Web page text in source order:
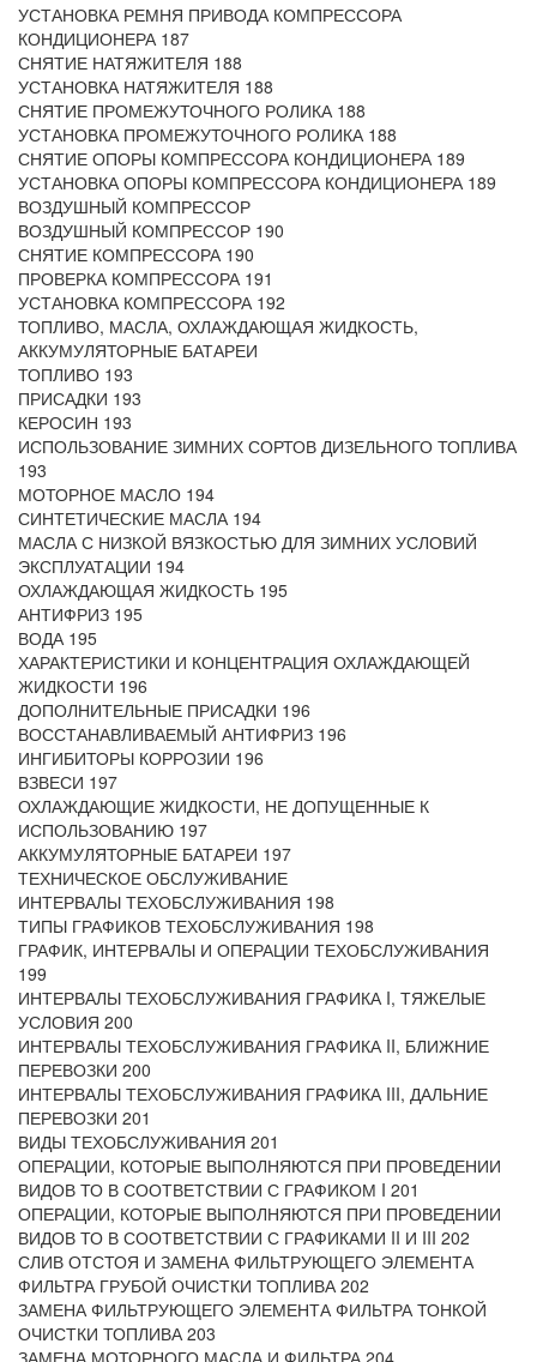
УСТАНОВКА РЕМНЯ ПРИВОДА КОМПРЕССОРА
КОНДИЦИОНЕРА 187
СНЯТИЕ НАТЯЖИТЕЛЯ 188
УСТАНОВКА НАТЯЖИТЕЛЯ 188
СНЯТИЕ ПРОМЕЖУТОЧНОГО РОЛИКА 188
УСТАНОВКА ПРОМЕЖУТОЧНОГО РОЛИКА 188
СНЯТИЕ ОПОРЫ КОМПРЕССОРА КОНДИЦИОНЕРА 189
УСТАНОВКА ОПОРЫ КОМПРЕССОРА КОНДИЦИОНЕРА 189
ВОЗДУШНЫЙ КОМПРЕССОР
ВОЗДУШНЫЙ КОМПРЕССОР 190
СНЯТИЕ КОМПРЕССОРА 190
ПРОВЕРКА КОМПРЕССОРА 191
УСТАНОВКА КОМПРЕССОРА 192
ТОПЛИВО, МАСЛА, ОХЛАЖДАЮЩАЯ ЖИДКОСТЬ,
АККУМУЛЯТОРНЫЕ БАТАРЕИ
ТОПЛИВО 193
ПРИСАДКИ 193
КЕРОСИН 193
ИСПОЛЬЗОВАНИЕ ЗИМНИХ СОРТОВ ДИЗЕЛЬНОГО ТОПЛИВА
193
МОТОРНОЕ МАСЛО 194
СИНТЕТИЧЕСКИЕ МАСЛА 194
МАСЛА С НИЗКОЙ ВЯЗКОСТЬЮ ДЛЯ ЗИМНИХ УСЛОВИЙ
ЭКСПЛУАТАЦИИ 194
ОХЛАЖДАЮЩАЯ ЖИДКОСТЬ 195
АНТИФРИЗ 195
ВОДА 195
ХАРАКТЕРИСТИКИ И КОНЦЕНТРАЦИЯ ОХЛАЖДАЮЩЕЙ
ЖИДКОСТИ 196
ДОПОЛНИТЕЛЬНЫЕ ПРИСАДКИ 196
ВОССТАНАВЛИВАЕМЫЙ АНТИФРИЗ 196
ИНГИБИТОРЫ КОРРОЗИИ 196
ВЗВЕСИ 197
ОХЛАЖДАЮЩИЕ ЖИДКОСТИ, НЕ ДОПУЩЕННЫЕ К
ИСПОЛЬЗОВАНИЮ 197
АККУМУЛЯТОРНЫЕ БАТАРЕИ 197
ТЕХНИЧЕСКОЕ ОБСЛУЖИВАНИЕ
ИНТЕРВАЛЫ ТЕХОБСЛУЖИВАНИЯ 198
ТИПЫ ГРАФИКОВ ТЕХОБСЛУЖИВАНИЯ 198
ГРАФИК, ИНТЕРВАЛЫ И ОПЕРАЦИИ ТЕХОБСЛУЖИВАНИЯ
199
ИНТЕРВАЛЫ ТЕХОБСЛУЖИВАНИЯ ГРАФИКА I, ТЯЖЕЛЫЕ
УСЛОВИЯ 200
ИНТЕРВАЛЫ ТЕХОБСЛУЖИВАНИЯ ГРАФИКА II, БЛИЖНИЕ
ПЕРЕВОЗКИ 200
ИНТЕРВАЛЫ ТЕХОБСЛУЖИВАНИЯ ГРАФИКА III, ДАЛЬНИЕ
ПЕРЕВОЗКИ 201
ВИДЫ ТЕХОБСЛУЖИВАНИЯ 201
ОПЕРАЦИИ, КОТОРЫЕ ВЫПОЛНЯЮТСЯ ПРИ ПРОВЕДЕНИИ
ВИДОВ ТО В СООТВЕТСТВИИ С ГРАФИКОМ I 201
ОПЕРАЦИИ, КОТОРЫЕ ВЫПОЛНЯЮТСЯ ПРИ ПРОВЕДЕНИИ
ВИДОВ ТО В СООТВЕТСТВИИ С ГРАФИКАМИ II И III 202
СЛИВ ОТСТОЯ И ЗАМЕНА ФИЛЬТРУЮЩЕГО ЭЛЕМЕНТА
ФИЛЬТРА ГРУБОЙ ОЧИСТКИ ТОПЛИВА 202
ЗАМЕНА ФИЛЬТРУЮЩЕГО ЭЛЕМЕНТА ФИЛЬТРА ТОНКОЙ
ОЧИСТКИ ТОПЛИВА 203
ЗАМЕНА МОТОРНОГО МАСЛА И ФИЛЬТРА 204